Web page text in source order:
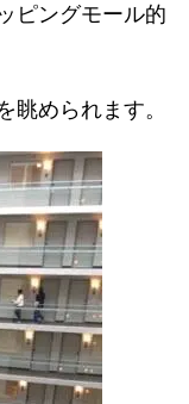
ピングモール的
眺められます。